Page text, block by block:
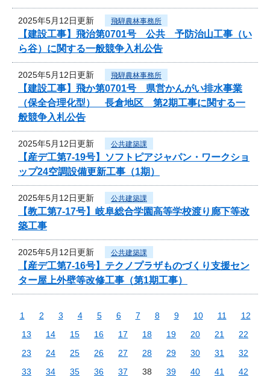
2025年5月12日更新 飛騨農林事務所
【建設工事】飛治第0701号 公共 予防治山工事（い
ら谷）に関する一般競争入札公告
2025年5月12日更新 飛騨農林事務所
【建設工事】飛か第0701号 県営かんがい排水事業
（保全合理化型） 長倉地区 第2期工事に関する一
般競争入札公告
2025年5月12日更新 公共建築課
【産デ工第7-19号】ソフトピアジャパン・ワークショ
ップ24空調設備更新工事（1期）
2025年5月12日更新 公共建築課
【教工第7-17号】岐阜総合学園高等学校渡り廊下等改
築工事
2025年5月12日更新 公共建築課
【産デ工第7-16号】テクノプラザものづくり支援セン
ター屋上外壁等改修工事（第1期工事）
1 2 3 4 5 6 7 8 9 10 11
12
13
14 15 16 17 18 19 20 21
22
23
24 25 26 27 28 29 30 31
32
33
34 35 36 37 38 39 40 41
42